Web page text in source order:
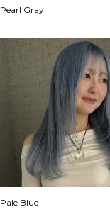
Pearl Gray
Pale Blue